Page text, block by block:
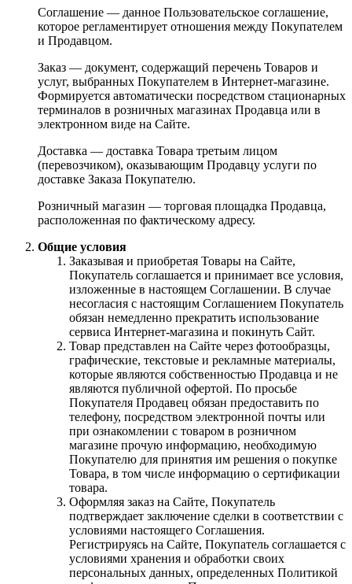
Соглашение — данное Пользовательское соглашение,
которое регламентирует отношения между Покупателем
и Продавцом.
Заказ — документ, содержащий перечень Товаров и
услуг, выбранных Покупателем в Интернет-магазине.
Формируется автоматически посредством стационарных
терминалов в розничных магазинах Продавца или в
электронном виде на Сайте.
Доставка — доставка Товара третьим лицом
(перевозчиком), оказывающим Продавцу услуги по
доставке Заказа Покупателю.
Розничный магазин — торговая площадка Продавца,
расположенная по фактическому адресу.
Общие условия
Заказывая и приобретая Товары на Сайте,
Покупатель соглашается и принимает все условия,
изложенные в настоящем Соглашении. В случае
несогласия с настоящим Соглашением Покупатель
обязан немедленно прекратить использование
сервиса Интернет-магазина и покинуть Сайт.
Товар представлен на Сайте через фотообразцы,
графические, текстовые и рекламные материалы,
которые являются собственностью Продавца и не
являются публичной офертой. По просьбе
Покупателя Продавец обязан предоставить по
телефону, посредством электронной почты или
при ознакомлении с товаром в розничном
магазине прочую информацию, необходимую
Покупателю для принятия им решения о покупке
Товара, в том числе информацию о сертификации
товара.
Оформляя заказ на Сайте, Покупатель
подтверждает заключение сделки в соответствии с
условиями настоящего Соглашения.
Регистрируясь на Сайте, Покупатель соглашается с
условиями хранения и обработки своих
персональных данных, определенных Политикой